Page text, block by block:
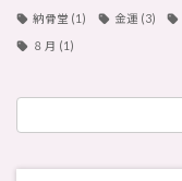
納骨堂 (1) 金運 (3)
８月 (1)